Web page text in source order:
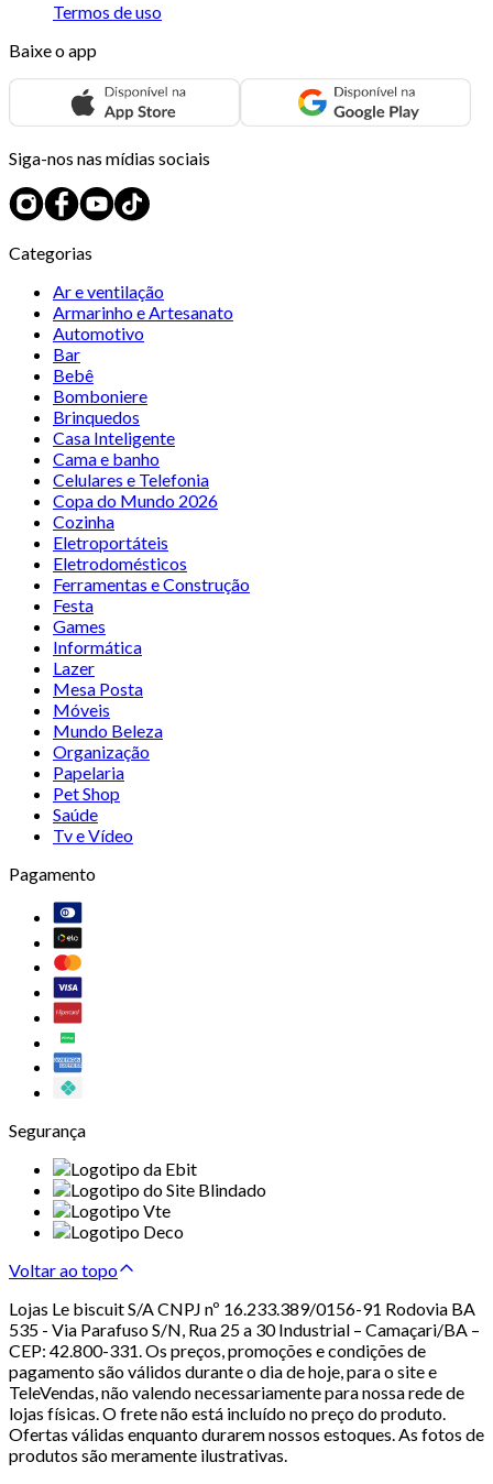
Termos de uso
Baixe o app
Siga-nos nas mídias sociais
Categorias
Ar e ventilação
Armarinho e Artesanato
Automotivo
Bar
Bebê
Bomboniere
Brinquedos
Casa Inteligente
Cama e banho
Celulares e Telefonia
Copa do Mundo 2026
Cozinha
Eletroportáteis
Eletrodomésticos
Ferramentas e Construção
Festa
Games
Informática
Lazer
Mesa Posta
Móveis
Mundo Beleza
Organização
Papelaria
Pet Shop
Saúde
Tv e Vídeo
Pagamento
Segurança
Voltar ao topo
Lojas Le biscuit S/A CNPJ nº 16.233.389/0156-91 Rodovia BA
535 - Via Parafuso S/N, Rua 25 a 30 Industrial – Camaçari/BA –
CEP: 42.800-331. Os preços, promoções e condições de
pagamento são válidos durante o dia de hoje, para o site e
TeleVendas, não valendo necessariamente para nossa rede de
lojas físicas. O frete não está incluído no preço do produto.
Ofertas válidas enquanto durarem nossos estoques. As fotos de
produtos são meramente ilustrativas.